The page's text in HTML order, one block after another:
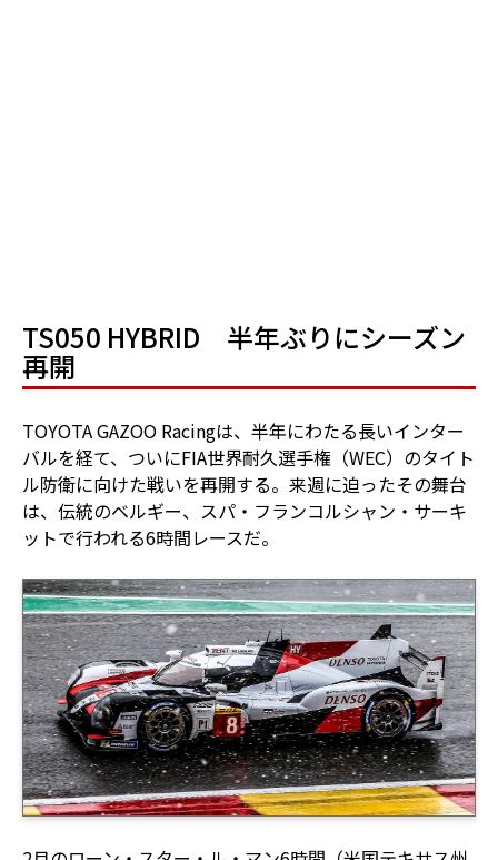
TS050 HYBRID 半年ぶりにシーズン
再開
TOYOTA GAZOO Racingは、半年にわたる長いインター
バルを経て、ついにFIA世界耐久選手権（WEC）のタイト
ル防衛に向けた戦いを再開する。来週に迫ったその舞台
は、伝統のベルギー、スパ・フランコルシャン・サーキ
ットで行われる6時間レースだ。